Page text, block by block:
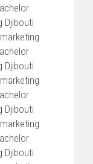
Djibouti
Djibouti
Djibouti
Djibouti